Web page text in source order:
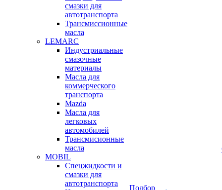
смазки для
автотранспорта
Трансмиссионные
масла
LEMARC
Индустриальные
смазочные
материалы
Масла для
коммерческого
транспорта
Mazda
Масла для
легковых
автомобилей
Трансмисионные
масла
MOBIL
Cпецжидкости и
смазки для
автотранспорта
Подбор